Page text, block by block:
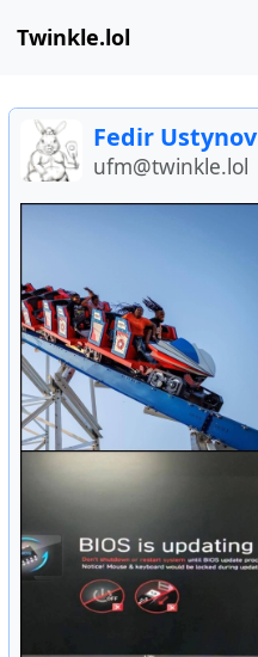
Twinkle.lol
Fedir Ustynov
ufm@twinkle.lol